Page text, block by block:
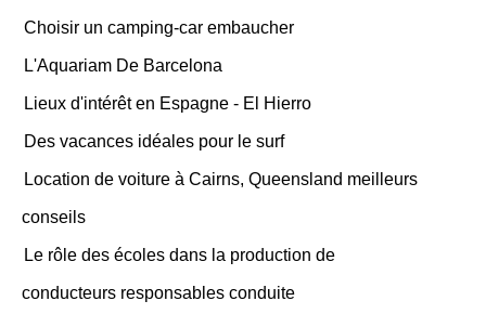
Choisir un camping-car embaucher
L'Aquariam De Barcelona
Lieux d'intérêt en Espagne - El Hierro
Des vacances idéales pour le surf
Location de voiture à Cairns, Queensland meilleurs
conseils
Le rôle des écoles dans la production de
conducteurs responsables conduite